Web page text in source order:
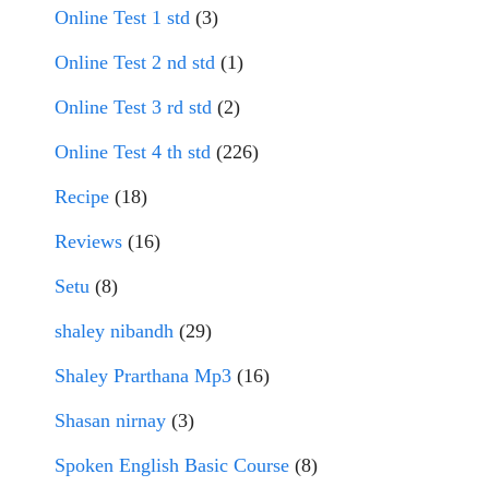
Online Test 1 std (3)
Online Test 2 nd std (1)
Online Test 3 rd std (2)
Online Test 4 th std (226)
Recipe (18)
Reviews (16)
Setu (8)
shaley nibandh (29)
Shaley Prarthana Mp3 (16)
Shasan nirnay (3)
Spoken English Basic Course (8)